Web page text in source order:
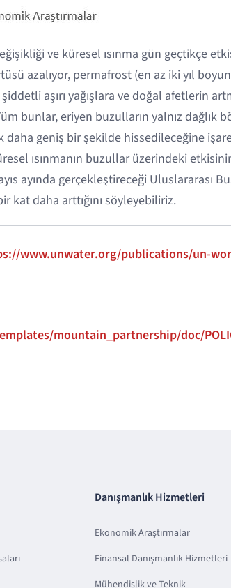
ve küresel ısınma gün geçtikçe
azalıyor, permafrost (en az iki yıl
aşırı yağışlara ve doğal afetlerin
bunlar, eriyen buzulların yalnız dağlık
daha geniş bir şekilde hissedileceğine
ısınmanın buzullar üzerindeki
ayında gerçekleştireceği Uluslararası
kat daha arttığını söyleyebiliriz.
www.unwater.org/publications/un-
mountain_partnership/doc/
Danışmanlık Hizmetleri
Ekonomik Araştırmalar
Finansal Danışmanlık Hizmetleri
Mühendislik ve Teknik